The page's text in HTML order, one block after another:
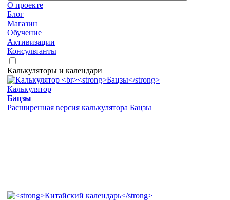
О проекте
Блог
Магазин
Обучение
Активизации
Консультанты
Калькуляторы и календари
Калькулятор
Бацзы
Расширенная версия калькулятора Бацзы